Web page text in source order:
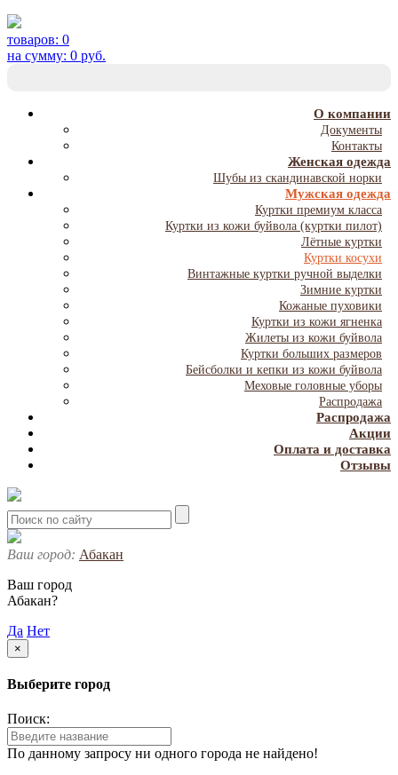
товаров: 0
на сумму: 0 руб.
О компании
Документы
Контакты
Женская одежда
Шубы из скандинавской норки
Мужская одежда
Куртки премиум класса
Куртки из кожи буйвола (куртки пилот)
Лётные куртки
Куртки косухи
Винтажные куртки ручной выделки
Зимние куртки
Кожаные пуховики
Куртки из кожи ягненка
Жилеты из кожи буйвола
Куртки больших размеров
Бейсболки и кепки из кожи буйвола
Меховые головные уборы
Распродажа
Распродажа
Акции
Оплата и доставка
Отзывы
Ваш город: Абакан
Ваш город
Абакан?
Да Нет
×
Выберите город
Поиск:
По данному запросу ни одного города не найдено!